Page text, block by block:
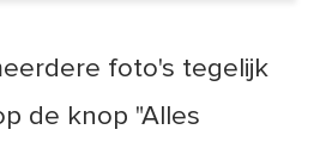
foto's tegelijk
de knop "Alles